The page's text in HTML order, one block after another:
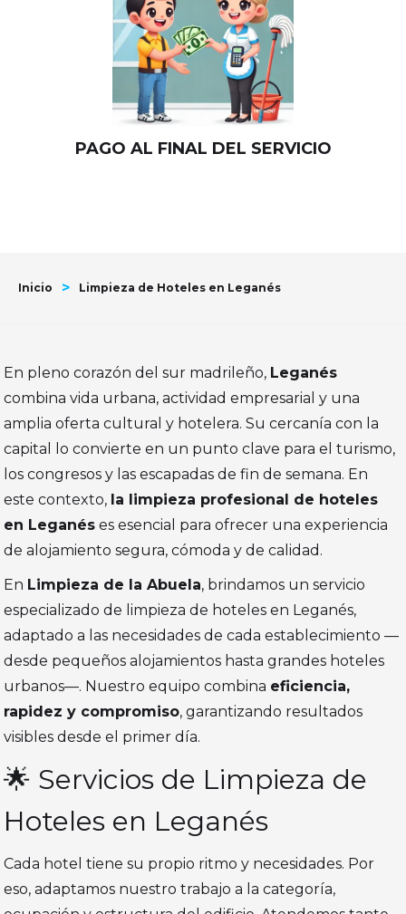
PAGO AL FINAL DEL SERVICIO
Inicio > Limpieza de Hoteles en Leganés
En pleno corazón del sur madrileño, Leganés
combina vida urbana, actividad empresarial y una
amplia oferta cultural y hotelera. Su cercanía con la
capital lo convierte en un punto clave para el turismo,
los congresos y las escapadas de fin de semana. En
este contexto, la limpieza profesional de hoteles
en Leganés es esencial para ofrecer una experiencia
de alojamiento segura, cómoda y de calidad.
En Limpieza de la Abuela, brindamos un servicio
especializado de limpieza de hoteles en Leganés,
adaptado a las necesidades de cada establecimiento —
desde pequeños alojamientos hasta grandes hoteles
urbanos—. Nuestro equipo combina eficiencia,
rapidez y compromiso, garantizando resultados
visibles desde el primer día.
🌟 Servicios de Limpieza de
Hoteles en Leganés
Cada hotel tiene su propio ritmo y necesidades. Por
eso, adaptamos nuestro trabajo a la categoría,